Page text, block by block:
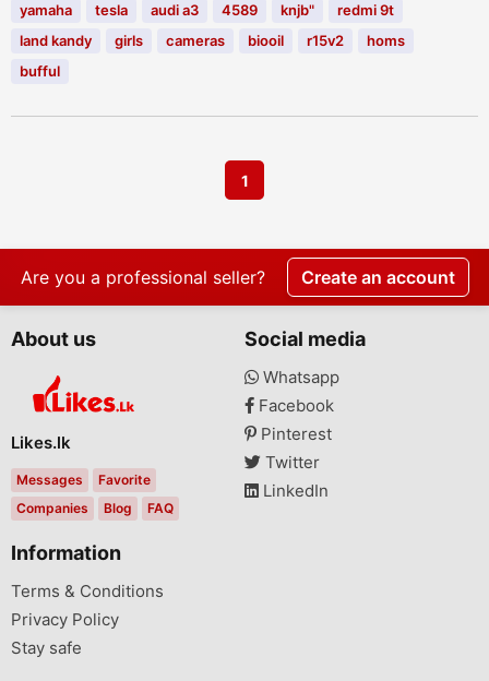
yamaha
tesla audi a3 4589 knjb"
redmi 9t
land kandy
girls cameras biooil r15v2
homs
bufful
1
Are you a professional seller? Create an account
About us
Likes.lk
Messages
Favorite
Companies
Blog FAQ
Social media
Whatsapp
Facebook
Pinterest
Twitter
LinkedIn
Information
Terms & Conditions
Privacy Policy
Stay safe